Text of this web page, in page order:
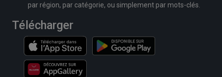
par région, par catégorie, ou simplement par mots-clés.
Télécharger